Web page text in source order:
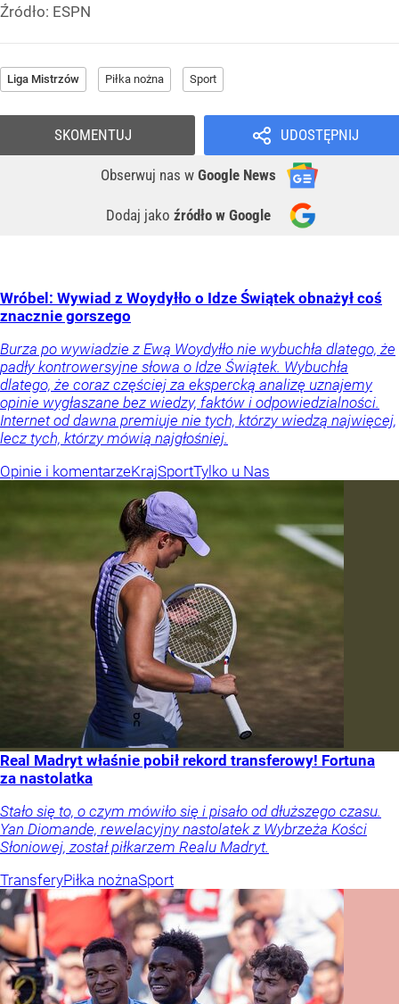
Źródło: ESPN
Liga Mistrzów Piłka nożna Sport
UDOSTĘPNIJ
Obserwuj nas w Google News
Dodaj jako źródło w Google
SKOMENTUJ
Wróbel: Wywiad z Woydyłło o Idze Świątek obnażył coś
znacznie gorszego
Burza po wywiadzie z Ewą Woydyłło nie wybuchła dlatego, że
padły kontrowersyjne słowa o Idze Świątek. Wybuchła
dlatego, że coraz częściej za ekspercką analizę uznajemy
opinie wygłaszane bez wiedzy, faktów i odpowiedzialności.
Internet od dawna premiuje nie tych, którzy wiedzą najwięcej,
lecz tych, którzy mówią najgłośniej.
Opinie i komentarzeKrajSportTylko u Nas
Real Madryt właśnie pobił rekord transferowy! Fortuna
za nastolatka
Stało się to, o czym mówiło się i pisało od dłuższego czasu.
Yan Diomande, rewelacyjny nastolatek z Wybrzeża Kości
Słoniowej, został piłkarzem Realu Madryt.
TransferyPiłka nożnaSport